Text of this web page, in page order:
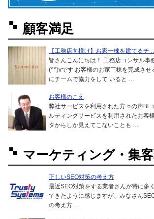
顧客満足
【工務店向様け】お家一棟を建てるチ
皆さんこんにちは！ 工務店コンサル事
(^^)vです お客様のお家￣棟を完成させ
にチームで協力をして いると …
お客様のこえ
弊社サービスを利用された方々の声BI
ルティングサービスを利用されたお客
タからしか見えてこないことも …
マーケティング・集
正しいSEO対策の考え方
最近SEO対策をする業者さんが特に多
てきたように感じますが、みなさん
の考え方 …